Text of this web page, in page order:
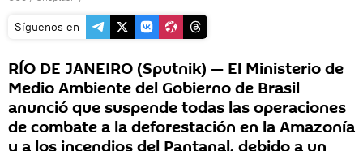
Síguenos en
RÍO DE JANEIRO (Sputnik) — El Ministerio de
Medio Ambiente del Gobierno de Brasil
anunció que suspende todas las operaciones
de combate a la deforestación en la Amazonía